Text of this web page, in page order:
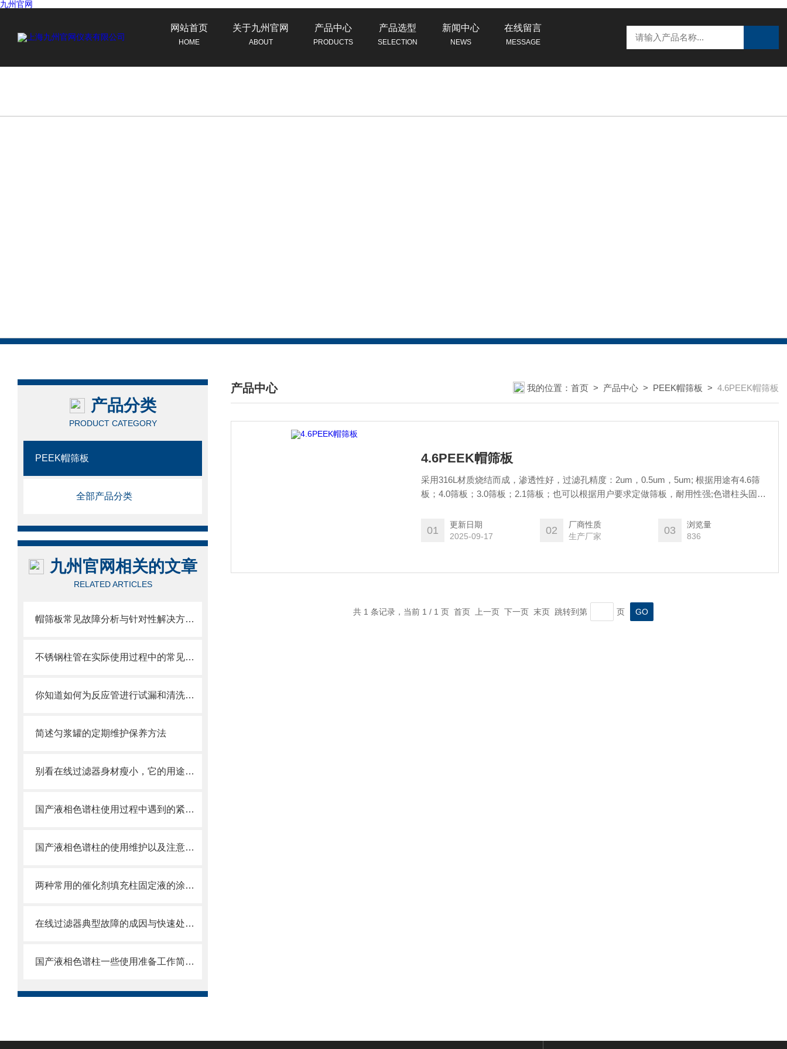
九州官网
网站首页
HOME
关于九州官网
ABOUT
产品中心
PRODUCTS
产品选型
SELECTION
新闻中心
NEWS
在线留言
MESSAGE
产品分类
PRODUCT CATEGORY
PEEK帽筛板
全部产品分类
九州官网相关的文章
RELATED ARTICLES
帽筛板常见故障分析与针对性解决方法分享
不锈钢柱管在实际使用过程中的常见问题相应解决方法分享
你知道如何为反应管进行试漏和清洗吗？这篇文章教你一个有效的方法
简述匀浆罐的定期维护保养方法
别看在线过滤器身材瘦小，它的用途可比你想得更多！
国产液相色谱柱使用过程中遇到的紧急问题
国产液相色谱柱的使用维护以及注意事项的简单分析
两种常用的催化剂填充柱固定液的涂渍方法
在线过滤器典型故障的成因与快速处置方法分享
国产液相色谱柱一些使用准备工作简单分析
产品中心
/ PRODUCTS CENTER
我的位置： 首页 > 产品中心 > PEEK帽筛板 > 4.6PEEK帽筛板
4.6PEEK帽筛板
采用316L材质烧结而成，渗透性好，过滤孔精度：2um，0.5um，5um; 根据用途有4.6筛
板；4.0筛板；3.0筛板；2.1筛板；也可以根据用户要求定做筛板，耐用性强;色谱柱头固定
01
更新日期
2025-09-17
02
厂商性质
生产厂家
03
浏览量
836
共 1 条记录，当前 1 / 1 页 首页 上一页 下一页 末页 跳转到第 页